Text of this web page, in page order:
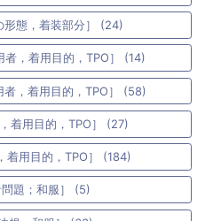
形態，着装部分］ (24)
，着用目的，TPO］ (14)
，着用目的，TPO］ (58)
着用目的，TPO］ (27)
着用目的，TPO］ (184)
題；和服］ (5)